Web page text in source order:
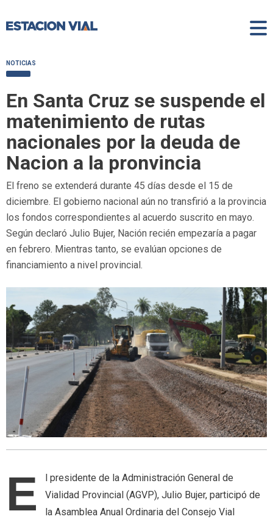
NOTICIAS
En Santa Cruz se suspende el
matenimiento de rutas
nacionales por la deuda de
Nacion a la pronvincia
El freno se extenderá durante 45 días desde el 15 de
diciembre. El gobierno nacional aún no transfirió a la provincia
los fondos correspondientes al acuerdo suscrito en mayo.
Según declaró Julio Bujer, Nación recién empezaría a pagar
en febrero. Mientras tanto, se evalúan opciones de
financiamiento a nivel provincial.
E
l presidente de la Administración General de
Vialidad Provincial (AGVP), Julio Bujer, participó de
la Asamblea Anual Ordinaria del Consejo Vial